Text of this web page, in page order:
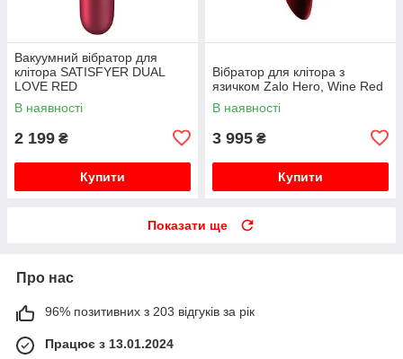
Вакуумний вібратор для
клітора SATISFYER DUAL
LOVE RED
В наявності
2 199 ₴
Купити
Вібратор для клітора з
язичком Zalo Hero, Wine Red
В наявності
3 995 ₴
Купити
Показати ще
Про нас
96% позитивних з 203 відгуків за рік
Працює з 13.01.2024